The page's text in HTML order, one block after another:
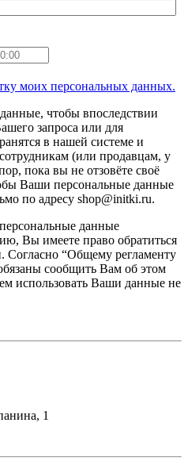
моих персональных данных.
чтобы впоследствии
запроса или для
в нашей системе и
(или продавцам, у
пока вы не отзовёте своё
Ваши персональные данные
по адресу shop@initki.ru.
данные
Вы имеете право обратиться
Согласно “Общему регламенту
сообщить Вам об этом
использовать Ваши данные не
1